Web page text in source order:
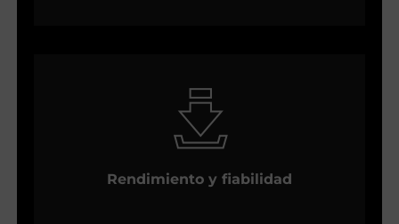
Rendimiento y fiabilidad